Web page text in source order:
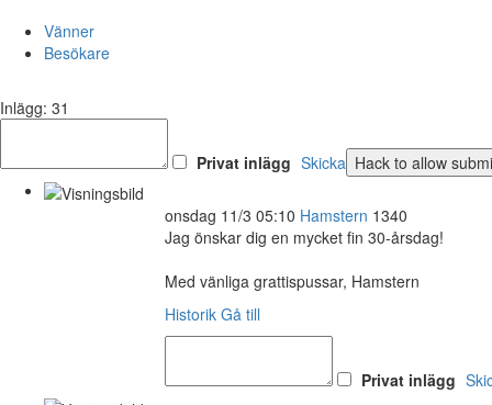
Vänner
Besökare
Inlägg: 31
Privat inlägg Skicka
onsdag 11/3 05:10 Hamstern 1340
Jag önskar dig en mycket fin 30-årsdag!
Med vänliga grattispussar, Hamstern
Historik Gå till
Privat inlägg